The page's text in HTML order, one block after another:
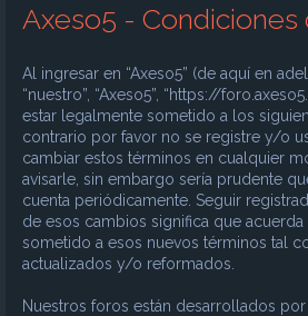
Axeso5 - Condiciones
Al ingresar en “Axeso5” (de aquí en
“nuestro”, “Axeso5”, “https://
estar legalmente sometido a los
contrario por favor no se registre y/o
cambiar estos términos en cualquier
avisarle, sin embargo sería prudente
cuenta periódicamente. Seguir
de esos cambios significa que
sometido a esos nuevos términos tal
actualizados y/o reformados.
Nuestros foros están desarrollados